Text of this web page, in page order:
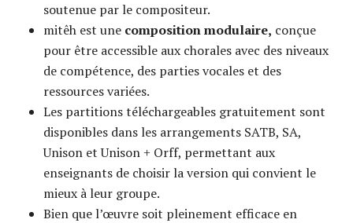
soutenue par le compositeur.
mitêh est une composition modulaire, conçue
pour être accessible aux chorales avec des niveaux
de compétence, des parties vocales et des
ressources variées.
Les partitions téléchargeables gratuitement sont
disponibles dans les arrangements SATB, SA,
Unison et Unison + Orff, permettant aux
enseignants de choisir la version qui convient le
mieux à leur groupe.
Bien que l’œuvre soit pleinement efficace en